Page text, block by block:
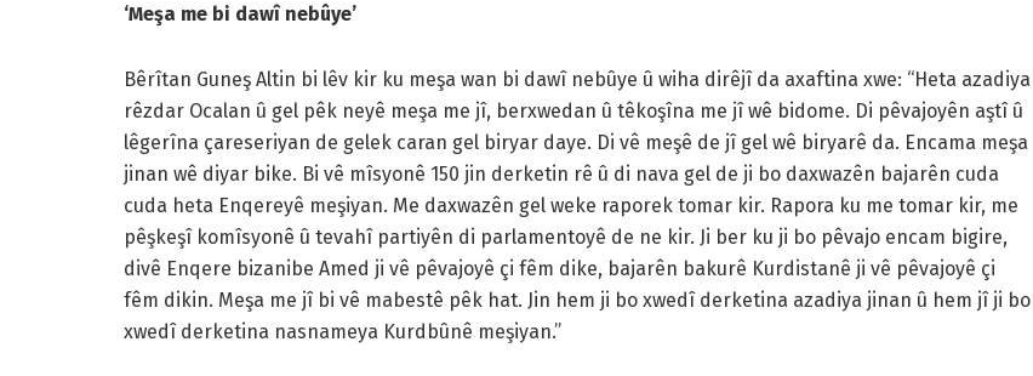
‘Meşa me bi dawî nebûye’
Bêrîtan Guneş Altin bi lêv kir ku meşa wan bi dawî nebûye û wiha dirêjî da axaftina xwe: “Heta azadiya
rêzdar Ocalan û gel pêk neyê meşa me jî, berxwedan û têkoşîna me jî wê bidome. Di pêvajoyên aştî û
lêgerîna çareseriyan de gelek caran gel biryar daye. Di vê meşê de jî gel wê biryarê da. Encama meşa
jinan wê diyar bike. Bi vê mîsyonê 150 jin derketin rê û di nava gel de ji bo daxwazên bajarên cuda
cuda heta Enqereyê meşiyan. Me daxwazên gel weke raporek tomar kir. Rapora ku me tomar kir, me
pêşkeşî komîsyonê û tevahî partiyên di parlamentoyê de ne kir. Ji ber ku ji bo pêvajo encam bigire,
divê Enqere bizanibe Amed ji vê pêvajoyê çi fêm dike, bajarên bakurê Kurdistanê ji vê pêvajoyê çi
fêm dikin. Meşa me jî bi vê mabestê pêk hat. Jin hem ji bo xwedî derketina azadiya jinan û hem jî ji bo
xwedî derketina nasnameya Kurdbûnê meşiyan.”